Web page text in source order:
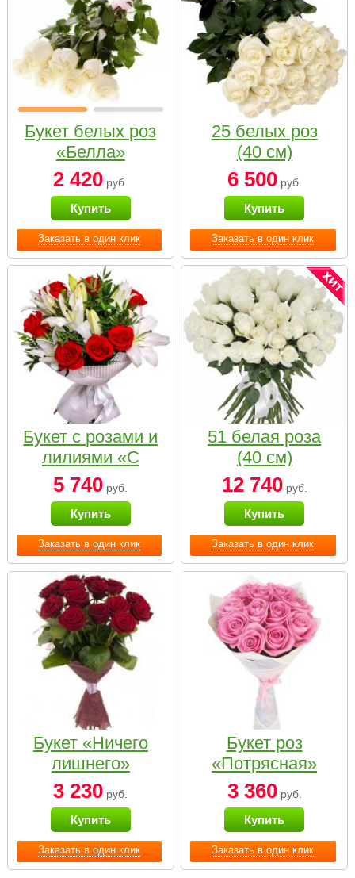
Заказать в один клик
Букет белых роз
«Белла»
2 420 руб.
Купить
Заказать в один клик
25 белых роз
(40 см)
6 500руб.
Купить
Заказать в один клик
Букет с розами и
лилиями «С
наилучшими
пожеланиями»
5 740 руб.
Купить
Заказать в один клик
51 белая роза
(40 см)
12 740руб.
Купить
Заказать в один клик
Букет «Ничего
лишнего»
3 230 руб.
Купить
Заказать в один клик
Букет роз
«Потрясная»
3 360руб.
Купить